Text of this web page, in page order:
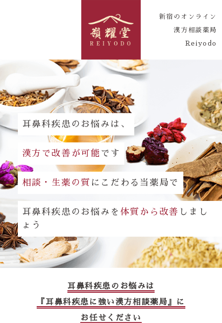
新宿のオンライン
漢方相談薬局
Reiyodo
耳鼻科疾患のお悩みは、
漢方で改善が可能 です
相談・生薬の質 にこだわる当薬局で
耳鼻科疾患のお悩みを 体質から改善 しまし
ょう
耳鼻科疾患のお悩みは
『耳鼻科疾患に強い漢方相談薬局』に
お任せください